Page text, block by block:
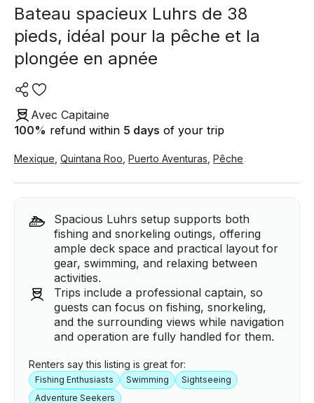
Bateau spacieux Luhrs de 38
pieds, idéal pour la pêche et la
plongée en apnée
Avec Capitaine
100% refund within 5 days of your trip
Mexique Quintana Roo Puerto Aventuras Pêche
Spacious Luhrs setup supports both
fishing and snorkeling outings, offering
ample deck space and practical layout for
gear, swimming, and relaxing between
activities.
Trips include a professional captain, so
guests can focus on fishing, snorkeling,
and the surrounding views while navigation
and operation are fully handled for them.
Renters say this listing is great for:
Fishing Enthusiasts Swimming
Sightseeing
Adventure Seekers